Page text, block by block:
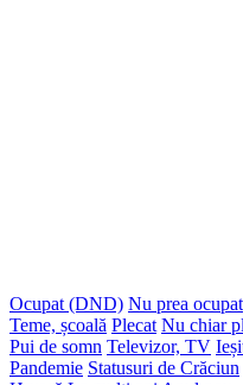
Ocupat (DND) Nu prea ocupat
Teme, școală Plecat Nu chiar
Pui de somn Televizor, TV
Pandemie Statusuri de Crăciun